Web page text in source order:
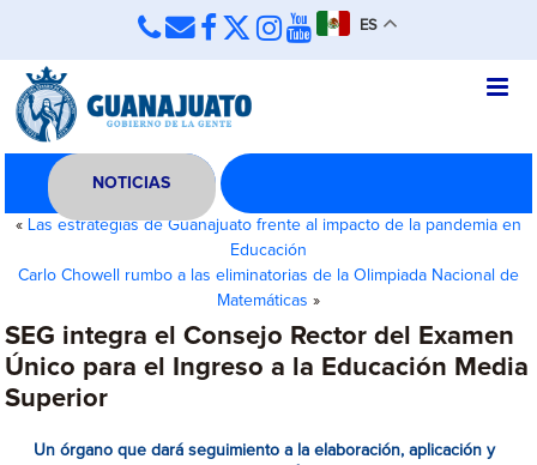
ES
NOTICIAS
« Las estrategias de Guanajuato frente al impacto de la pandemia en
Educación
Carlo Chowell rumbo a las eliminatorias de la Olimpiada Nacional de
Matemáticas »
SEG integra el Consejo Rector del Examen
Único para el Ingreso a la Educación Media
Superior
Un órgano que dará seguimiento a la elaboración, aplicación y